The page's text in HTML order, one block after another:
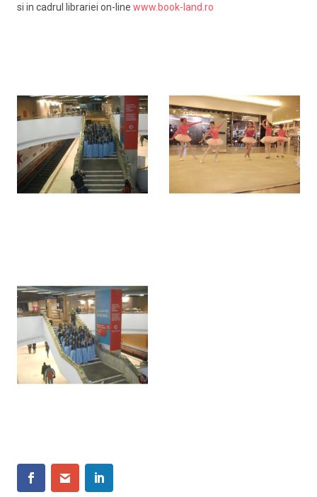
si in cadrul librariei on-line www.book-land.ro